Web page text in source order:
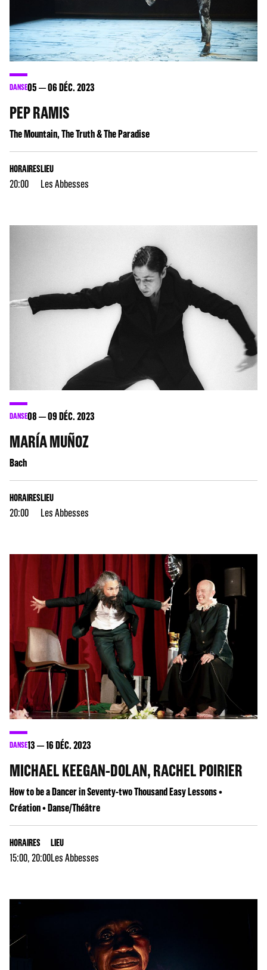
DANSE05 06DÉC. 2023
PEP RAMIS
The Mountain, The Truth & The Paradise
HORAIRES
20:00
LIEU
Les Abbesses
DANSE08 09DÉC. 2023
MARÍA MUÑOZ
Bach
HORAIRES
20:00
LIEU
Les Abbesses
DANSE13 16DÉC. 2023
MICHAEL KEEGAN-DOLAN, RACHEL POIRIER
How to be a Dancer in Seventy-two Thousand Easy Lessons •
Création • Danse/Théâtre
HORAIRES
15:00, 20:00
LIEU
Les Abbesses